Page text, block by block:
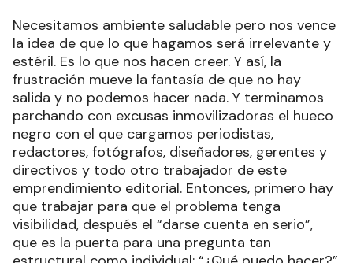
Necesitamos ambiente saludable pero nos vence
la idea de que lo que hagamos será irrelevante y
estéril. Es lo que nos hacen creer. Y así, la
frustración mueve la fantasía de que no hay
salida y no podemos hacer nada. Y terminamos
parchando con excusas inmovilizadoras el hueco
negro con el que cargamos periodistas,
redactores, fotógrafos, diseñadores, gerentes y
directivos y todo otro trabajador de este
emprendimiento editorial. Entonces, primero hay
que trabajar para que el problema tenga
visibilidad, después el “darse cuenta en serio”,
que es la puerta para una pregunta tan